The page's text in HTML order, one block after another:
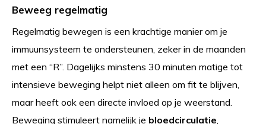
Beweeg regelmatig
Regelmatig bewegen is een krachtige manier om je
immuunsysteem te ondersteunen, zeker in de maanden
met een “R”. Dagelijks minstens 30 minuten matige tot
intensieve beweging helpt niet alleen om fit te blijven,
maar heeft ook een directe invloed op je weerstand.
Beweging stimuleert namelijk je bloedcirculatie